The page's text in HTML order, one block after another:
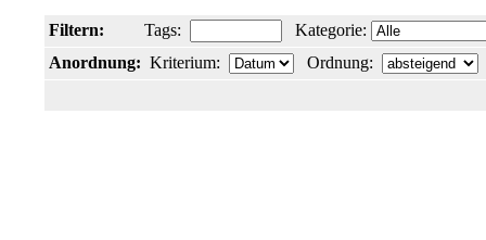
Filtern: Tags:
Kategorie:
Anordnung: Kriterium: Ordnung: